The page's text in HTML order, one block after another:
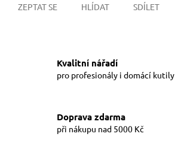
ZEPTAT SE HLÍDAT SDÍLET
Kvalitní nářadí
pro profesionály i domácí kutily
Doprava zdarma
při nákupu nad 5000 Kč